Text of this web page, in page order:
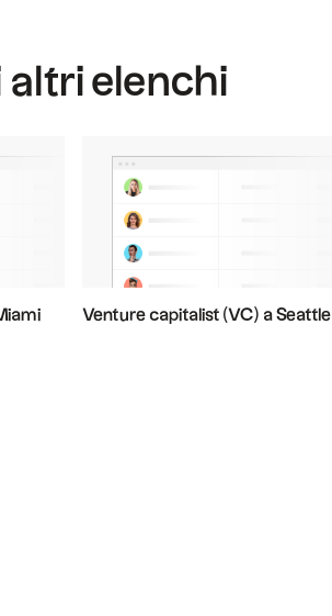
altri elenchi
Venture capitalist (VC) a Seattle